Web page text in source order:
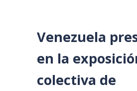
Venezuela
en la
colectiva de